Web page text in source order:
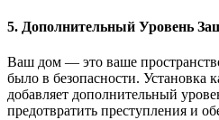
5. Дополнительный Уровень
Ваш дом — это ваше
было в безопасности. Установка
добавляет дополнительный
предотвратить преступления и